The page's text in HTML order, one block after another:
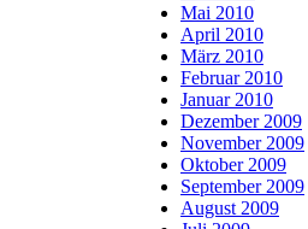
Mai 2010
April 2010
März 2010
Februar 2010
Januar 2010
Dezember 2009
November 2009
Oktober 2009
September 2009
August 2009